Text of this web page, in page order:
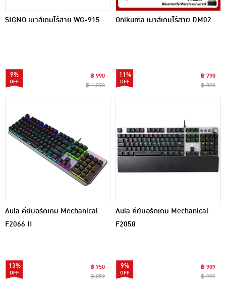
SIGNO เมาส์เกมไร้สาย WG-915
9%
฿ 990
฿ 1,090
Onikuma เมาส์เกมไร้สาย DM02
11%
฿ 790
฿ 890
Aula คีย์บอร์ดเกม Mechanical
F2066 II
13%
฿ 750
฿ 859
Aula คีย์บอร์ดเกม Mechanical
F2058
9%
฿ 909
฿ 999